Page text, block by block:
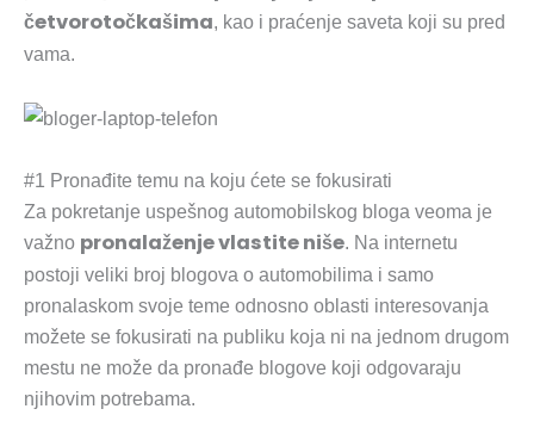
četvorotočkašima, kao i praćenje saveta koji su pred
vama.
#1 Pronađite temu na koju ćete se fokusirati
Za pokretanje uspešnog automobilskog bloga veoma je
važno pronalaženje vlastite niše. Na internetu
postoji veliki broj blogova o automobilima i samo
pronalaskom svoje teme odnosno oblasti interesovanja
možete se fokusirati na publiku koja ni na jednom drugom
mestu ne može da pronađe blogove koji odgovaraju
njihovim potrebama.